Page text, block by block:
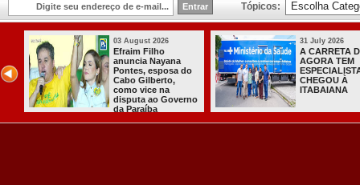
Tópicos:
31 July 2026
A CARRETA DO
AGORA TEM
ESPECIALISTAS
CHEGOU À
ITABAIANA
31 July 2026
Sistema do TSE
registra primeiras
candidaturas na
Paraíba